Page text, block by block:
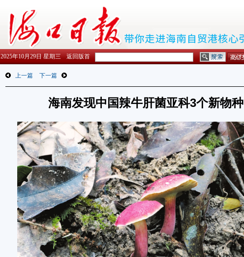
2025年10月29日 星期三 返回版首
上一篇 下一篇
海南发现中国辣牛肝菌亚科3个新物种